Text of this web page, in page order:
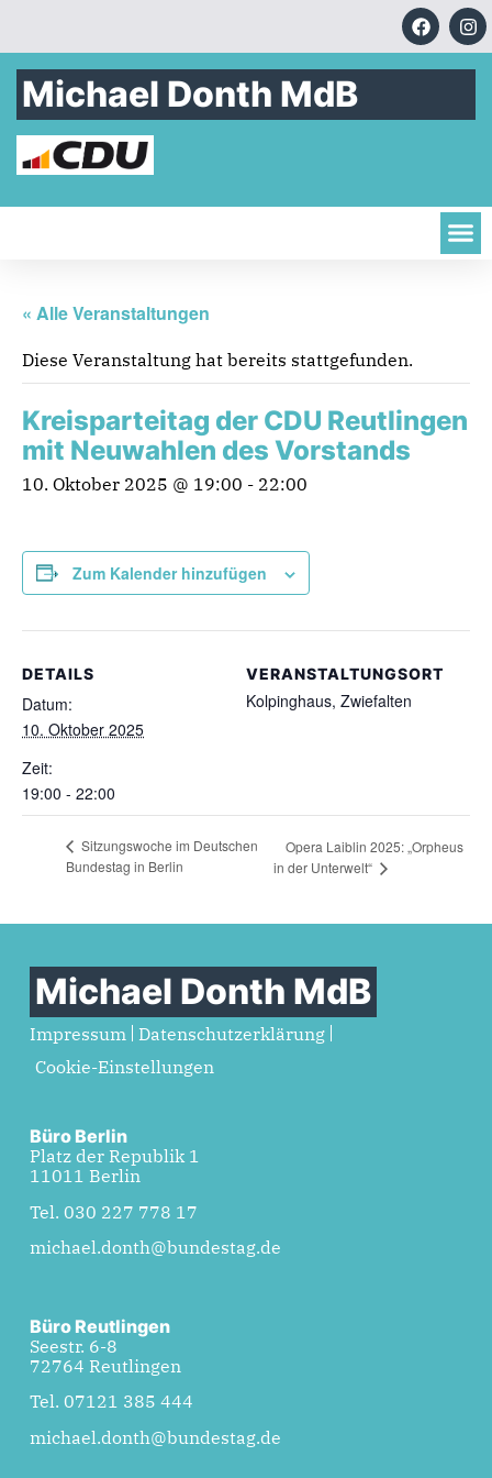
Michael Donth MdB
« Alle Veranstaltungen
Diese Veranstaltung hat bereits stattgefunden.
Kreisparteitag der CDU Reutlingen
mit Neuwahlen des Vorstands
10. Oktober 2025 @ 19:00 - 22:00
Zum Kalender hinzufügen
DETAILS
Datum:
10. Oktober 2025
Zeit:
19:00 - 22:00
VERANSTALTUNGSORT
Kolpinghaus, Zwiefalten
Sitzungswoche im Deutschen
Bundestag in Berlin
Opera Laiblin 2025: „Orpheus
in der Unterwelt“
Michael Donth MdB
Impressum
Datenschutzerklärung
Cookie-Einstellungen
Büro Berlin
Platz der Republik 1
11011 Berlin
Tel. 030 227 778 17
michael.donth@bundestag.de
Büro Reutlingen
Seestr. 6-8
72764 Reutlingen
Tel. 07121 385 444
michael.donth@bundestag.de